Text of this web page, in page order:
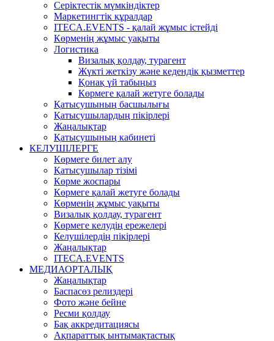
Серіктестік мүмкіндіктер
Маркетингтік құралдар
ITECA.EVENTS - қалай жұмыс істейді
Көрменің жұмыс уақыты
Логистика
Визалық қолдау, турагент
Жүкті жеткізу және кедендік қызметтер
Қонақ үй табыңыз
Көрмеге қалай жетуге болады
Қатысушының басшылығы
Қатысушылардың пікірлері
Жаңалықтар
Қатысушының кабинеті
КЕЛУШІЛЕРГЕ
Көрмеге билет алу
Қатысушылар тізімі
Көрме жоспары
Көрмеге қалай жетуге болады
Көрменің жұмыс уақыты
Визалық қолдау, турагент
Көрмеге келудің ережелері
Келушілердің пікірлері
Жаңалықтар
ITECA.EVENTS
МЕДИАОРТАЛЫҚ
Жаңалықтар
Баспасөз релиздері
Фото және бейне
Ресми қолдау
Бақ аккредитациясы
Ақпараттық ынтымақтастық